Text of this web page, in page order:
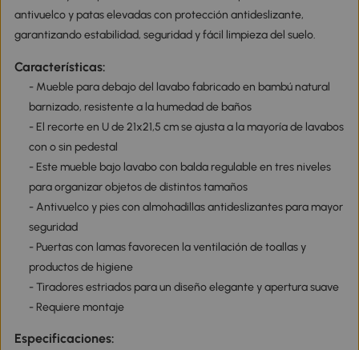
antivuelco y patas elevadas con protección antideslizante,
garantizando estabilidad, seguridad y fácil limpieza del suelo.
Características:
- Mueble para debajo del lavabo fabricado en bambú natural
barnizado, resistente a la humedad de baños
- El recorte en U de 21x21,5 cm se ajusta a la mayoría de lavabos
con o sin pedestal
- Este mueble bajo lavabo con balda regulable en tres niveles
para organizar objetos de distintos tamaños
- Antivuelco y pies con almohadillas antideslizantes para mayor
seguridad
- Puertas con lamas favorecen la ventilación de toallas y
productos de higiene
- Tiradores estriados para un diseño elegante y apertura suave
- Requiere montaje
Especificaciones: